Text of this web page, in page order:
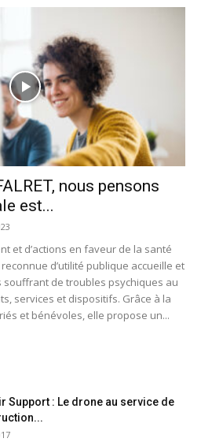
nous pensons
est...
et d’actions en faveur de la santé
d’utilité publique accueille et
souffrant de troubles psychiques au
services et dispositifs. Grâce à la
et bénévoles, elle propose un...
Support : Le drone au service de